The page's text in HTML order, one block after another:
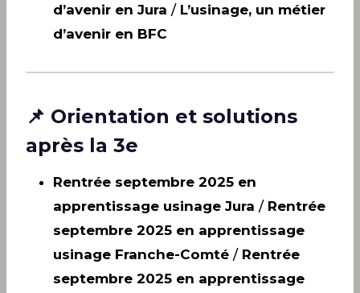
d’avenir en Jura / L’usinage, un métier
d’avenir en BFC
📌 Orientation et solutions
après la 3e
Rentrée septembre 2025 en
apprentissage usinage Jura / Rentrée
septembre 2025 en apprentissage
usinage Franche-Comté / Rentrée
septembre 2025 en apprentissage